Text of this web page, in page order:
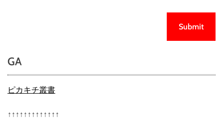
GA
ピカキチ叢書
↑↑↑↑↑↑↑↑↑↑↑↑↑